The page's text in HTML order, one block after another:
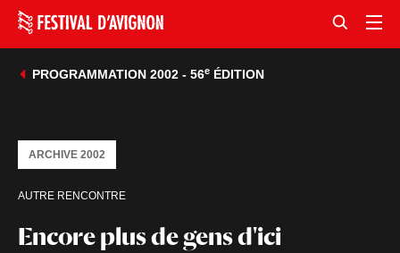
PROGRAMMATION 2002 - 56eÉDITION
Encore plus de gens d'ici
AUTRE RENCONTRE
ARCHIVE 2002